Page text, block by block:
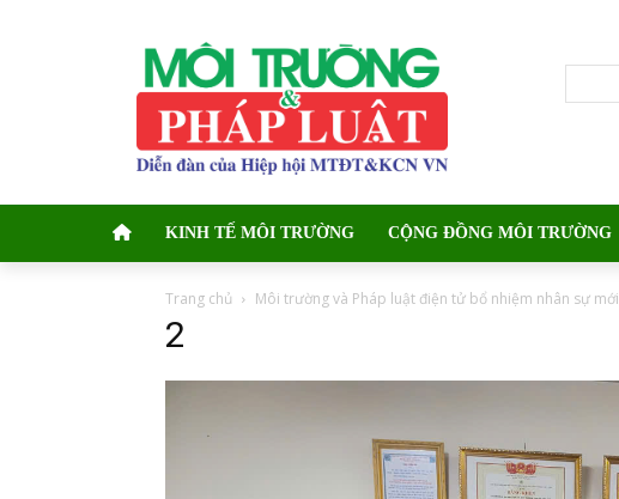
KINH TẾ MÔI TRƯỜNG CỘNG ĐỒNG MÔI TRƯỜNG
Trang chủ Môi trường và Pháp luật điện tử bổ nhiệm nhân sự mới
2